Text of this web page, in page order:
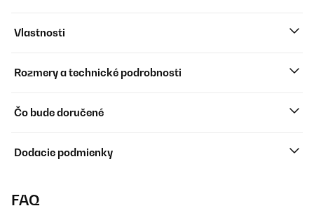
Vlastnosti
Rozmery a technické podrobnosti
Čo bude doručené
Dodacie podmienky
FAQ